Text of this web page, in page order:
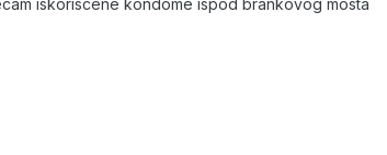
iskoriscene kondome ispod brankovog mosta